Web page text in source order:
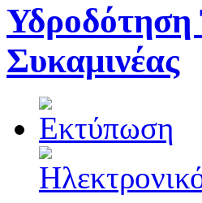
Υδροδότηση
Συκαμινέας